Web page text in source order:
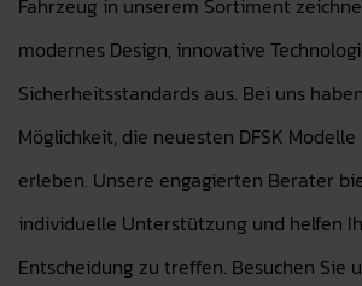
Fahrzeug in unserem Sortiment
modernes Design, innovative
Sicherheitsstandards aus. Bei uns
Möglichkeit, die neuesten DFSK
erleben. Unsere engagierten Berater
individuelle Unterstützung und helfen
Entscheidung zu treffen. Besuchen Sie